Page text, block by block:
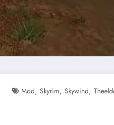
Mod, Skyrim, Skywind,